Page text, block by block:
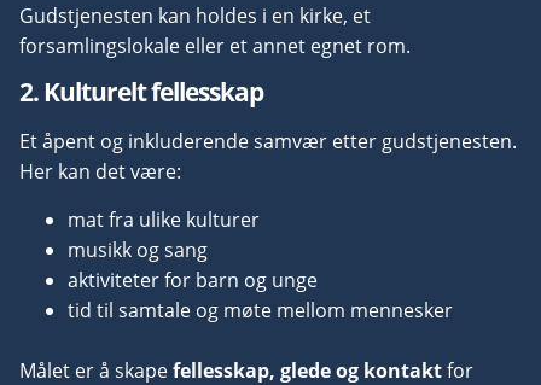
Gudstjenesten kan holdes i en kirke, et
forsamlingslokale eller et annet egnet rom.
2. Kulturelt fellesskap
Et åpent og inkluderende samvær etter gudstjenesten.
Her kan det være:
mat fra ulike kulturer
musikk og sang
aktiviteter for barn og unge
tid til samtale og møte mellom mennesker
Målet er å skapefellesskap, glede og kontaktfor